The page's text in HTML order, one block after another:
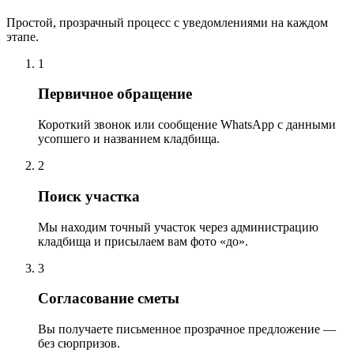
Простой, прозрачный процесс с уведомлениями на каждом
этапе.
1
Первичное обращение
Короткий звонок или сообщение WhatsApp с данными
усопшего и названием кладбища.
2
Поиск участка
Мы находим точный участок через администрацию
кладбища и присылаем вам фото «до».
3
Согласование сметы
Вы получаете письменное прозрачное предложение —
без сюрпризов.